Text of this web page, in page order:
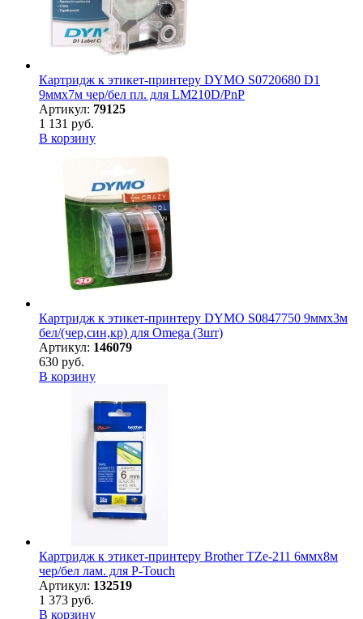
Картридж к этикет-принтеру DYMO S0720680 D1
9ммх7м чер/бел пл. для LM210D/PnP
Артикул: 79125
1 131 руб.
В корзину
Картридж к этикет-принтеру DYMO S0847750 9ммх3м
бел/(чер,син,кр) для Omega (3шт)
Артикул: 146079
630 руб.
В корзину
Картридж к этикет-принтеру Brother TZe-211 6ммх8м
чер/бел лам. для P-Touch
Артикул: 132519
1 373 руб.
В корзину